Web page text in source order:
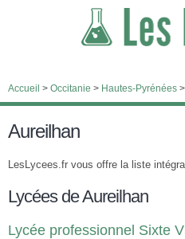
Accueil > Occitanie > Hautes-Pyrénées >
Aureilhan
LesLycees.fr vous offre la liste
Lycées de Aureilhan
Lycée professionnel Sixte